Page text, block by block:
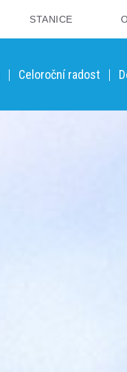
STANICE
Celoroční radost